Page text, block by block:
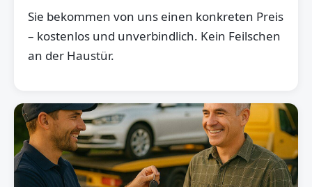
Sie bekommen von uns einen konkreten Preis
– kostenlos und unverbindlich. Kein Feilschen
an der Haustür.